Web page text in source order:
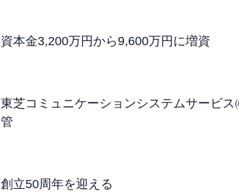
資本金3,200万円から9,600万円に増資
東芝コミュニケーションシステムサービ
管
創立50周年を迎える